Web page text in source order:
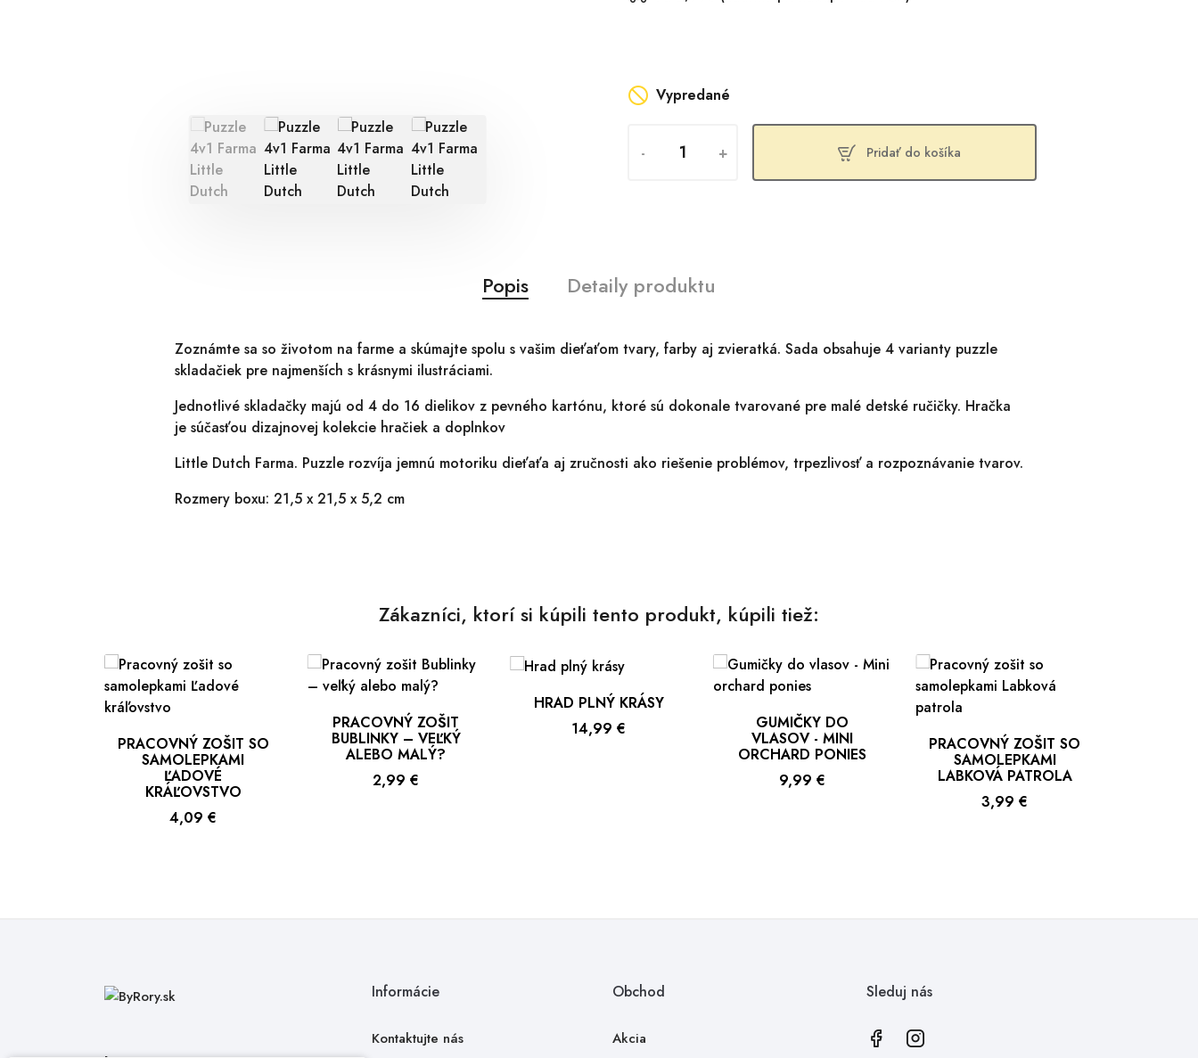
Vypredané
- + Pridať do košíka
Popis Detaily produktu
Zoznámte sa so životom na farme a skúmajte spolu s vašim dieťaťom tvary, farby aj zvieratká. Sada obsahuje 4 varianty puzzle
skladačiek pre najmenších s krásnymi ilustráciami.
Jednotlivé skladačky majú od 4 do 16 dielikov z pevného kartónu, ktoré sú dokonale tvarované pre malé detské ručičky. Hračka
je súčasťou dizajnovej kolekcie hračiek a doplnkov
Little Dutch Farma. Puzzle rozvíja jemnú motoriku dieťaťa aj zručnosti ako riešenie problémov, trpezlivosť a rozpoznávanie tvarov.
Rozmery boxu: 21,5 x 21,5 x 5,2 cm
Zákazníci, ktorí si kúpili tento produkt, kúpili tiež:
PRACOVNÝ ZOŠIT SO
SAMOLEPKAMI
ĽADOVÉ
KRÁĽOVSTVO
Cena
4,09 €
PRACOVNÝ ZOŠIT
BUBLINKY – VEĽKÝ
ALEBO MALÝ?
Cena
2,99 €
HRAD PLNÝ KRÁSY
Cena
14,99 € GUMIČKY DO
VLASOV - MINI
ORCHARD PONIES
Cena
9,99 €
PRACOVNÝ ZOŠIT SO
SAMOLEPKAMI
LABKOVÁ PATROLA
Cena
3,99 €
Informácie
Kontaktujte nás
Obchod
Akcia
Sleduj nás